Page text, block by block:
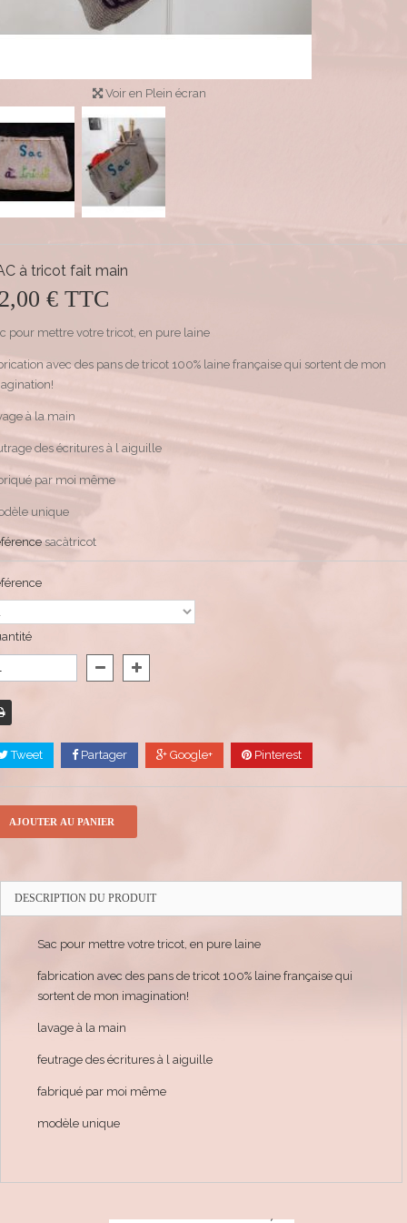
Voir en Plein écran
à tricot fait main
€ TTC
pour mettre votre tricot, en pure laine
avec des pans de tricot 100% laine française qui sortent de mon
à la main
des écritures à l aiguille
par moi même
unique
sacàtricot
Tweet Partager Google+ Pinterest
AJOUTER AU PANIER
DESCRIPTION DU PRODUIT
Sac pour mettre votre tricot, en pure laine
fabrication avec des pans de tricot 100% laine française qui
sortent de mon imagination!
lavage à la main
feutrage des écritures à l aiguille
fabriqué par moi même
modèle unique